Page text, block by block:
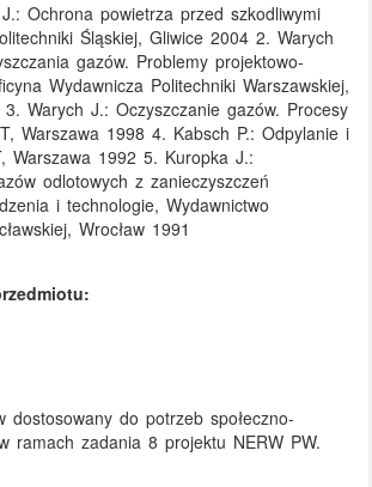
Ochrona powietrza przed szkodliwymi
Śląskiej, Gliwice 2004 2. Warych
gazów. Problemy projektowo-
Wydawnicza Politechniki Warszawskiej,
Warych J.: Oczyszczanie gazów. Procesy
Warszawa 1998 4. Kabsch P.: Odpylanie i
Warszawa 1992 5. Kuropka J.:
odlotowych z zanieczyszczeń
i technologie, Wydawnictwo
Wrocław 1991
dostosowany do potrzeb społeczno-
ramach zadania 8 projektu NERW PW.